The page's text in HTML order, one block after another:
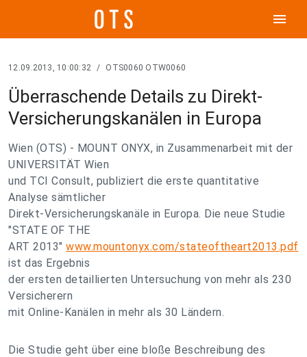
menu
12.09.2013, 10:00:32 / OTS0060 OTW0060
Überraschende Details zu Direkt-
Versicherungskanälen in Europa
Wien (OTS) - MOUNT ONYX, in Zusammenarbeit mit der
UNIVERSITÄT Wien
und TCI Consult, publiziert die erste quantitative
Analyse sämtlicher
Direkt-Versicherungskanäle in Europa. Die neue Studie
"STATE OF THE
ART 2013" www.mountonyx.com/stateoftheart2013.pdf
ist das Ergebnis
der ersten detaillierten Untersuchung von mehr als 230
Versicherern
mit Online-Kanälen in mehr als 30 Ländern.
Die Studie geht über eine bloße Beschreibung des